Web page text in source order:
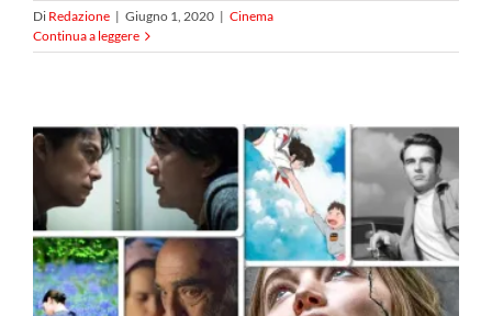
Di Redazione | Giugno 1, 2020 | Cinema
Continua a leggere